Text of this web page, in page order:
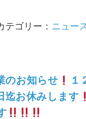
テゴリー： ニュー
のお知らせ
１
迄お休みします